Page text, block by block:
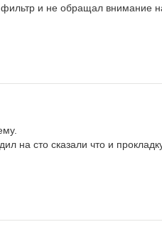
и не обращал внимание
на сто сказали что и